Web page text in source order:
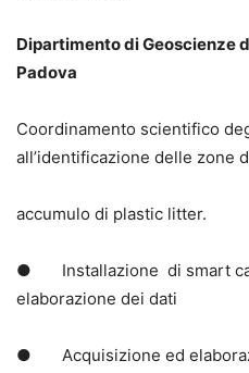
Dipartimento di Geoscienze
Padova
Coordinamento scientifico
all’identificazione delle zone
accumulo di plastic litter.
● Installazione di smart
elaborazione dei dati
● Acquisizione ed